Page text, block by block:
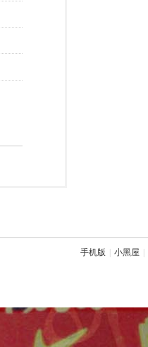
手机版 小黑屋